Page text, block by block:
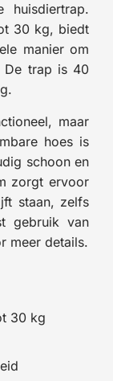
30 kg, biedt
manier om
De trap is 40
maar
hoes is
schoon en
zorgt ervoor
staan, zelfs
gebruik van
meer details.
30 kg